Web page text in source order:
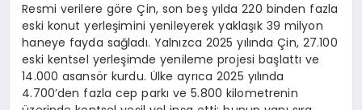
Resmi verilere göre Çin, son beş yılda 220 binden fazla
eski konut yerleşimini yenileyerek yaklaşık 39 milyon
haneye fayda sağladı. Yalnızca 2025 yılında Çin, 27.100
eski kentsel yerleşimde yenileme projesi başlattı ve
14.000 asansör kurdu. Ülke ayrıca 2025 yılında
4.700’den fazla cep parkı ve 5.800 kilometrenin